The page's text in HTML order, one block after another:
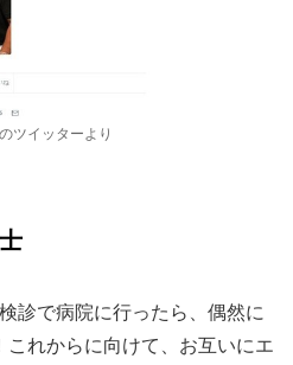
ツイッターより
診で病院に行ったら、偶然に
これからに向けて、お互いにエ